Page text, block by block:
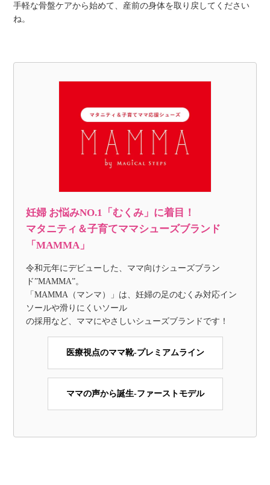
手軽な骨盤ケアから始めて、産前の身体を取り戻してください
ね。
妊婦 お悩みNO.1「むくみ」に着目！
マタニティ＆子育てママシューズブランド
「MAMMA」
令和元年にデビューした、ママ向けシューズブラン
ド”MAMMA”。
「MAMMA（マンマ）」は、妊婦の足のむくみ対応イン
ソールや滑りにくいソール
の採用など、ママにやさしいシューズブランドです！
医療視点のママ靴-プレミアムライン
ママの声から誕生-ファーストモデル